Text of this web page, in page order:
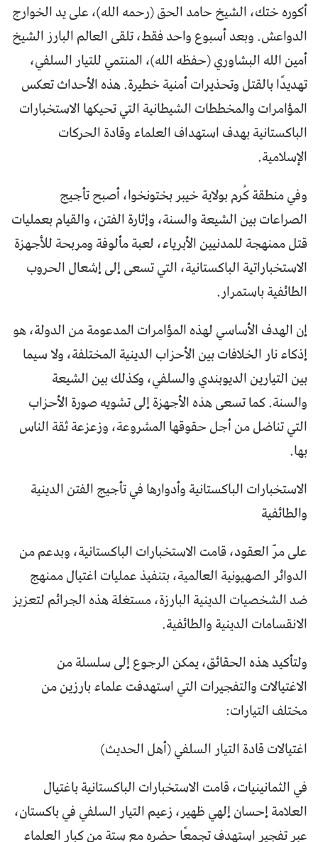
أكوره ختك، الشيخ حامد الحق (رحمه الله)، على يد الخوارج
الدواعش. وبعد أسبوع واحد فقط، تلقى العالم البارز الشيخ
أمين الله البشاوري (حفظه الله)، المنتمي للتيار السلفي،
تهديدًا بالقتل وتحذيرات أمنية خطيرة. هذه الأحداث تعكس
المؤامرات والمخططات الشيطانية التي تحيكها الاستخبارات
الباكستانية بهدف استهداف العلماء وقادة الحركات
الإسلامية.
وفي منطقة كُرم بولاية خيبر بختونخوا، أصبح تأجيج
الصراعات بين الشيعة والسنة، وإثارة الفتن، والقيام بعمليات
قتل ممنهجة للمدنيين الأبرياء، لعبة مألوفة ومربحة للأجهزة
الاستخباراتية الباكستانية، التي تسعى إلى إشعال الحروب
الطائفية باستمرار.
إن الهدف الأساسي لهذه المؤامرات المدعومة من الدولة، هو
إذكاء نار الخلافات بين الأحزاب الدينية المختلفة، ولا سيما
بين التيارين الديوبندي والسلفي، وكذلك بين الشيعة
والسنة. كما تسعى هذه الأجهزة إلى تشويه صورة الأحزاب
التي تناضل من أجل حقوقها المشروعة، وزعزعة ثقة الناس
بها.
الاستخبارات الباكستانية وأدوارها في تأجيج الفتن الدينية
والطائفية
على مرّ العقود، قامت الاستخبارات الباكستانية، وبدعم من
الدوائر الصهيونية العالمية، بتنفيذ عمليات اغتيال ممنهج
ضد الشخصيات الدينية البارزة، مستغلة هذه الجرائم لتعزيز
الانقسامات الدينية والطائفية.
ولتأكيد هذه الحقائق، يمكن الرجوع إلى سلسلة من
الاغتيالات والتفجيرات التي استهدفت علماء بارزين من
مختلف التيارات:
اغتيالات قادة التيار السلفي (أهل الحديث)
في الثمانينيات، قامت الاستخبارات الباكستانية باغتيال
العلامة إحسان إلهي ظهير، زعيم التيار السلفي في باكستان،
عبر تفجير استهدف تجمعًا حضره مع ستة من كبار العلماء